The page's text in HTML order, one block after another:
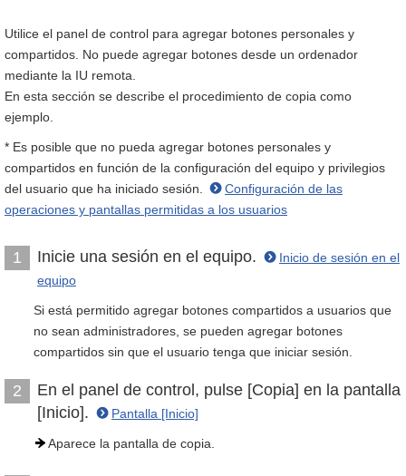
Utilice el panel de control para agregar botones personales y
compartidos. No puede agregar botones desde un ordenador
mediante la IU remota.
En esta sección se describe el procedimiento de copia como
ejemplo.
* Es posible que no pueda agregar botones personales y
compartidos en función de la configuración del equipo y privilegios
del usuario que ha iniciado sesión.
Configuración de las
operaciones y pantallas permitidas a los usuarios
1 Inicie una sesión en el equipo.
Inicio de sesión en el
equipo
Si está permitido agregar botones compartidos a usuarios que
no sean administradores, se pueden agregar botones
compartidos sin que el usuario tenga que iniciar sesión.
2
En el panel de control, pulse [Copia] en la pantalla
[Inicio].
Pantalla [Inicio]
Aparece la pantalla de copia.